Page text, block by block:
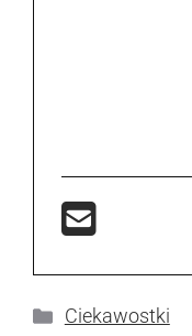
Kategorie
Ciekawostki